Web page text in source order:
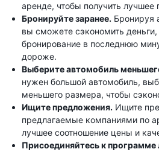
аренде, чтобы получить лучшее
Бронируйте заранее. Бронируя
вы сможете сэкономить деньги,
бронирование в последнюю
дороже.
Выберите автомобиль
нужен большой автомобиль,
меньшего размера, чтобы
Ищите предложения. Ищите
предлагаемые компаниями по
лучшее соотношение цены и
Присоединяйтесь к программе